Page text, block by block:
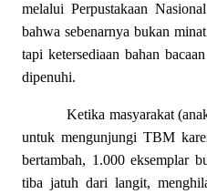
melalui Perpustakaan
bahwa sebenarnya bukan
tapi ketersediaan bahan
dipenuhi.
Ketika masyarakat
untuk mengunjungi TBM
bertambah, 1.000 eksemplar
tiba jatuh dari langit,